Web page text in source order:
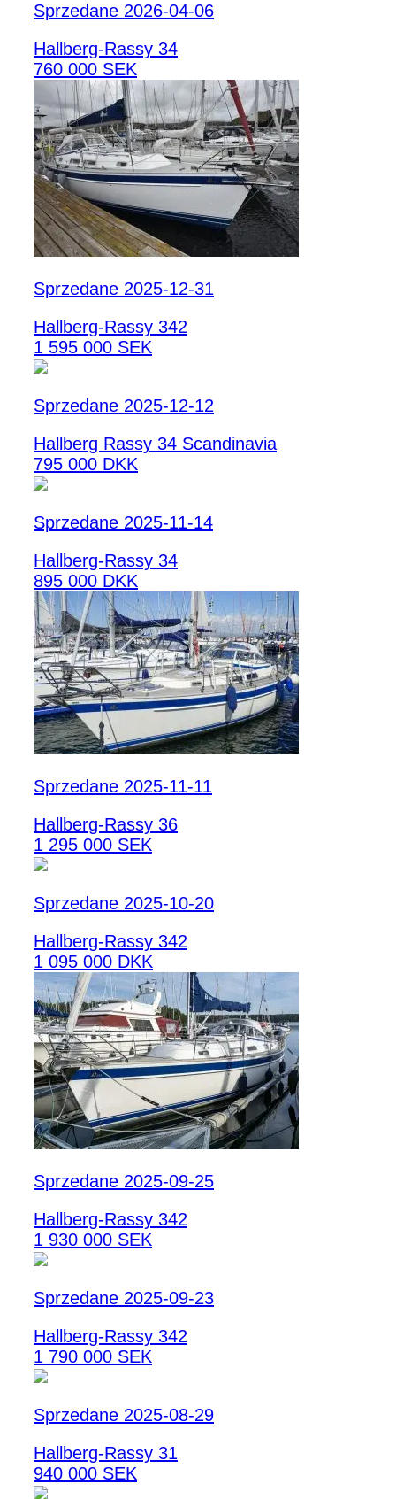
Sprzedane 2026-04-06
Hallberg-Rassy 34
760 000 SEK
Sprzedane 2025-12-31
Hallberg-Rassy 342
1 595 000 SEK
Sprzedane 2025-12-12
Hallberg Rassy 34 Scandinavia
795 000 DKK
Sprzedane 2025-11-14
Hallberg-Rassy 34
895 000 DKK
Sprzedane 2025-11-11
Hallberg-Rassy 36
1 295 000 SEK
Sprzedane 2025-10-20
Hallberg-Rassy 342
1 095 000 DKK
Sprzedane 2025-09-25
Hallberg-Rassy 342
1 930 000 SEK
Sprzedane 2025-09-23
Hallberg-Rassy 342
1 790 000 SEK
Sprzedane 2025-08-29
Hallberg-Rassy 31
940 000 SEK